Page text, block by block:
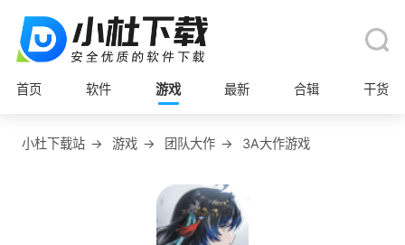
首页 软件 游戏 最新 合辑 干货
小杜下载站 → 游戏 → 团队大作 → 3A大作游戏